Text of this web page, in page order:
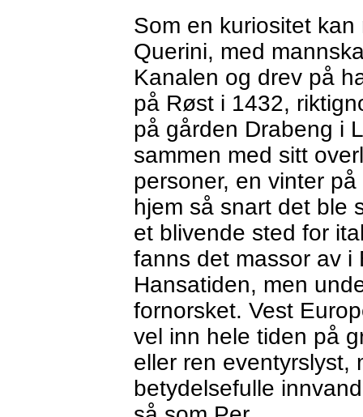
Som en kuriositet
Querini, med
Kanalen og drev på
på Røst i 1432,
på gården Drabeng i
sammen med sitt
personer, en vinter
hjem så snart det ble
et blivende sted for
fanns det massor av i
Hansatiden, men
fornorsket. Vest
vel inn hele tiden på
eller ren eventyrslyst,
betydelsefulle